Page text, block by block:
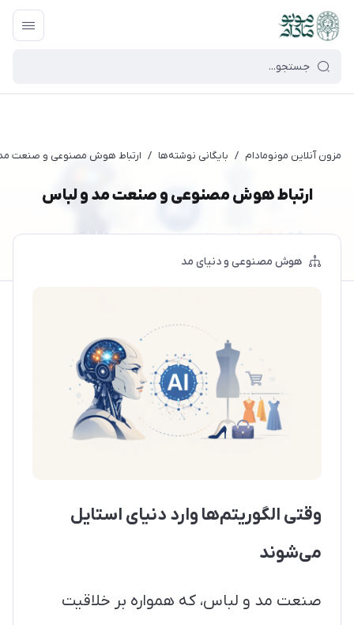
google-site-verification=UkFKasNatN7FPdBOwdojHjkgfDasi-
9oGygsJEdAZik
مزون آنلاین مونومادام / بایگانی نوشته‌ها / ارتباط هوش مصنوعی و صنعت
ارتباط هوش مصنوعی و صنعت مد و لباس
هوش مصنوعی و دنیای مد
وقتی الگوریتم‌ها وارد دنیای استایل
می‌شوند
صنعت مد و لباس، که همواره بر خلاقیت